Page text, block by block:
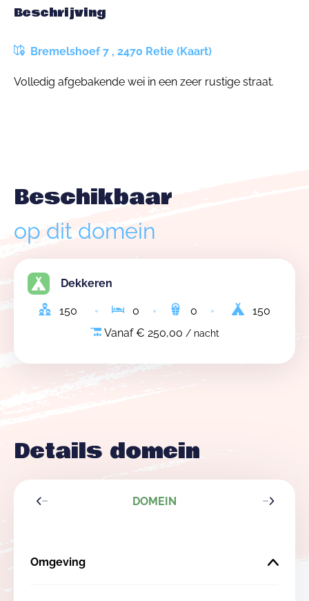
Beschrijving
Bremelshoef 7 , 2470 Retie (Kaart)
Volledig afgebakende wei in een zeer rustige straat.
Beschikbaar
op dit domein
Dekkeren
150 0 0
150
Vanaf € 250,00 / nacht
Details domein
DOMEIN
Omgeving